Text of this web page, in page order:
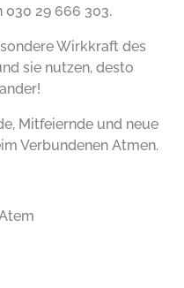
29 666 303.
Wirkkraft des
sie nutzen, desto
Mitfeiernde und neue
Verbundenen Atmen.